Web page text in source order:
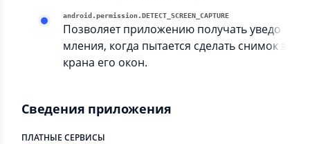
android.permission.DETECT_SCREEN_CAPTURE
Позволяет приложению получать уведо
мления, когда пытается сделать снимок э
крана его окон.
Сведения приложения
ПЛАТНЫЕ СЕРВИСЫ